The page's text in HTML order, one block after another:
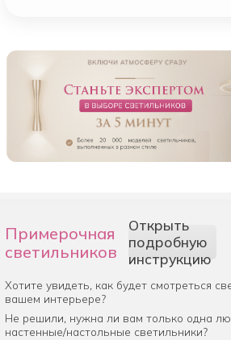
Примерочная
светильников
Открыть
подробную
инструкцию
Хотите увидеть, как будет смотреться
вашем интерьере?
Не решили, нужна ли вам только одна
настенные/настольные светильники?